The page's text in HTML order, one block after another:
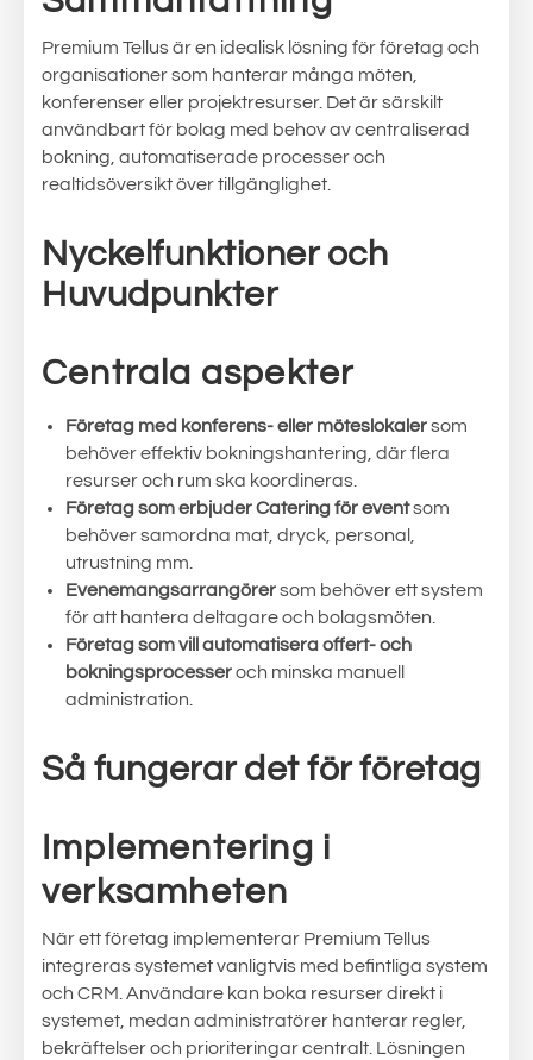
Premium Tellus är en idealisk lösning för företag och
organisationer som hanterar många möten,
konferenser eller projektresurser. Det är särskilt
användbart för bolag med behov av centraliserad
bokning, automatiserade processer och
realtidsöversikt över tillgänglighet.
Nyckelfunktioner och
Huvudpunkter
Centrala aspekter
Företag med konferens- eller möteslokalersom
behöver effektiv bokningshantering, där flera
resurser och rum ska koordineras.
Företag som erbjuder Catering för eventsom
behöver samordna mat, dryck, personal,
utrustning mm.
Evenemangsarrangörersom behöver ett system
för att hantera deltagare och bolagsmöten.
Företag som vill automatisera offert- och
bokningsprocesseroch minska manuell
administration.
Så fungerar det för företag
Implementering i
verksamheten
När ett företag implementerar Premium Tellus
integreras systemet vanligtvis med befintliga system
och CRM. Användare kan boka resurser direkt i
systemet, medan administratörer hanterar regler,
bekräftelser och prioriteringar centralt. Lösningen